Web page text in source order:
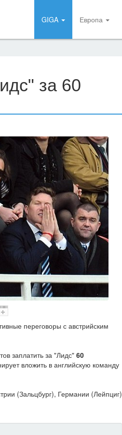
GIGA Европа
за 60
переговоры с австрийским
заплатить за "Лидс" 60
вложить в английскую команду
(Зальцбург), Германии (Лейпциг)